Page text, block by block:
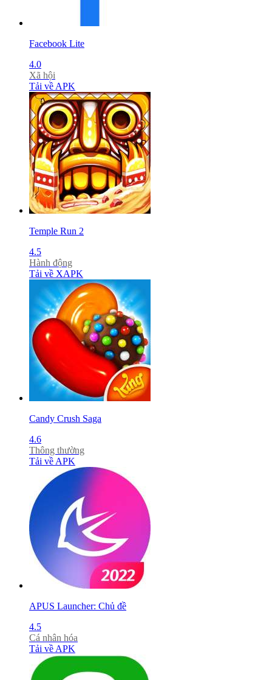
Facebook Lite
4.0
Xã hội
Tải về APK
Temple Run 2
4.5
Hành động
Tải về XAPK
Candy Crush Saga
4.6
Thông thường
Tải về APK
APUS Launcher: Chủ đề
4.5
Cá nhân hóa
Tải về APK